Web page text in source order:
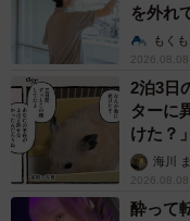
を外れ
説】もく
2026.08.08
2泊3日
ターに
けた？
海川
2026.08.08
酔って